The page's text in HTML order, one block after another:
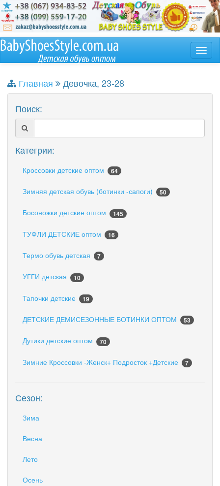
Главная
Девочка, 23-28
Поиск:
Категрии:
Кроссовки детские оптом 64
Зимняя детская обувь (ботинки -сапоги) 50
Босоножки детские оптом 145
ТУФЛИ ДЕТСКИЕ оптом 16
Термо обувь детская 7
УГГИ детская 10
Тапочки детские 19
ДЕТСКИЕ ДЕМИСЕЗОННЫЕ БОТИНКИ ОПТОМ 53
Дутики детские оптом 70
Зимние Кроссовки -Женск+ Подросток +Детские 7
Сезон:
Зима
Весна
Лето
Осень